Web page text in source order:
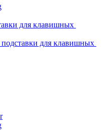
для клавишных
для клавишных